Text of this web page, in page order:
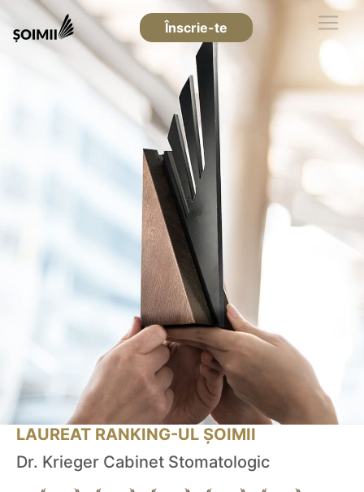
Înscrie-te
LAUREAT RANKING-UL ȘOIMII
Dr. Krieger Cabinet Stomatologic